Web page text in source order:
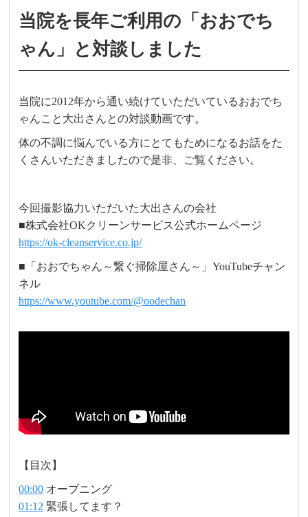
当院を長年ご利用の「おおでち
ゃん」と対談しました
当院に2012年から通い続けていただいているおおでち
ゃんこと大出さんとの対談動画です。
体の不調に悩んでいる方にとてもためになるお話をた
くさんいただきましたので是非、ご覧ください。
今回撮影協力いただいた大出さんの会社
■株式会社OKクリーンサービス公式ホームページ
https://ok-cleanservice.co.jp/
■「おおでちゃん～繋ぐ掃除屋さん～」YouTubeチャン
ネル
https://www.youtube.com/@oodechan
【目次】
00:00 オープニング
01:12 緊張してます？